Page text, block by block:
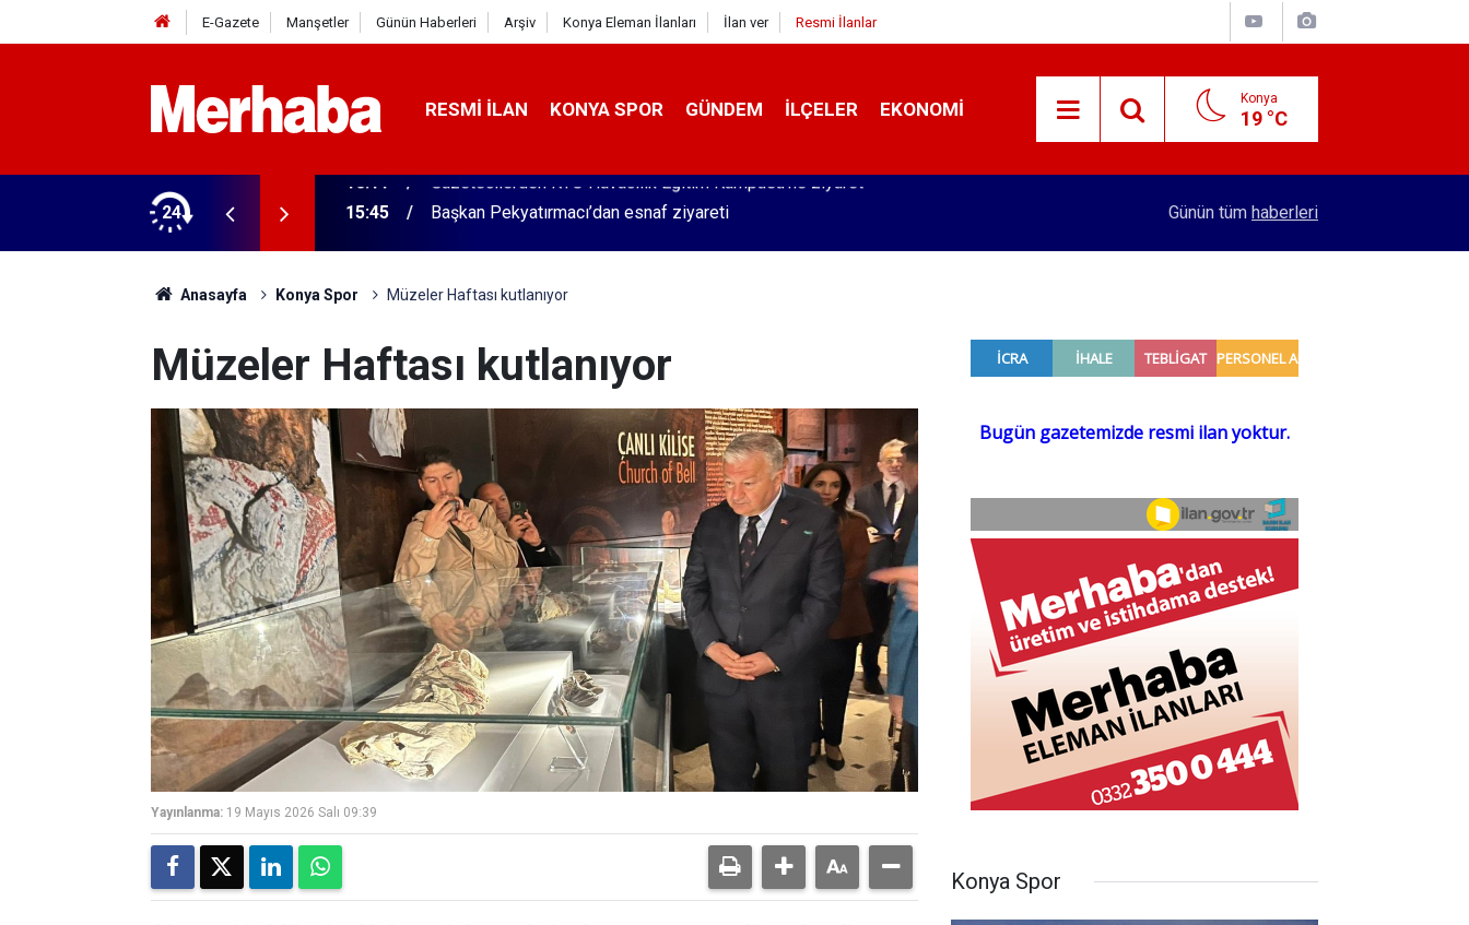
E-Gazete Manşetler Günün Haberleri Arşiv Konya Eleman İlanları İlan ver Resmi İlanlar
RESMI İLAN KONYA SPOR GÜNDEM İLÇELER EKONOMI Konya
19 °C
24
Kampüsü'ne ziyaret 15:45 Başkan Pekyatırmacı’dan esnaf ziyareti Konyalı patron 70 bin TL maaşla personel
Günün tüm haberleri
Anasayfa Konya Spor Müzeler Haftası kutlanıyor
Müzeler Haftası kutlanıyor
Yayınlanma: 19 Mayıs 2026 Salı 09:39
Konya Spor